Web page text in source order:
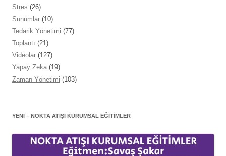
Stres (26)
Sunumlar (10)
Tedarik Yönetimi (77)
Toplantı (21)
Videolar (127)
Yapay Zeka (19)
Zaman Yönetimi (103)
YENİ – NOKTA ATIŞI KURUMSAL EĞITIMLER